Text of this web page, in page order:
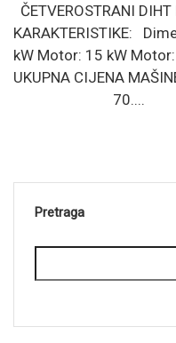
ČETVEROSTRANI
KARAKTERISTIKE:
kW Motor: 15 kW
UKUPNA
70....
Pretraga